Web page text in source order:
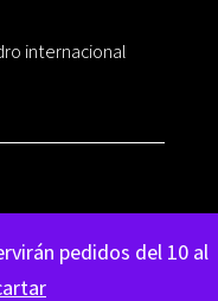
pedidos del 10 al
internacional